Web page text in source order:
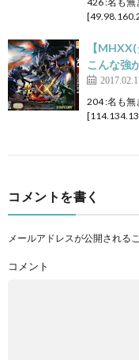
【
こんな強
204 :名も無
コメントを書く
メールアドレスが公開される
コメント